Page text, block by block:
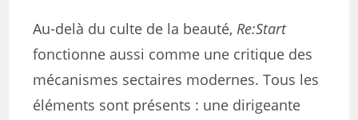
Au-delà du culte de la beauté,Re:Start
fonctionne aussi comme une critique des
mécanismes sectaires modernes. Tous les
éléments sont présents : une dirigeante